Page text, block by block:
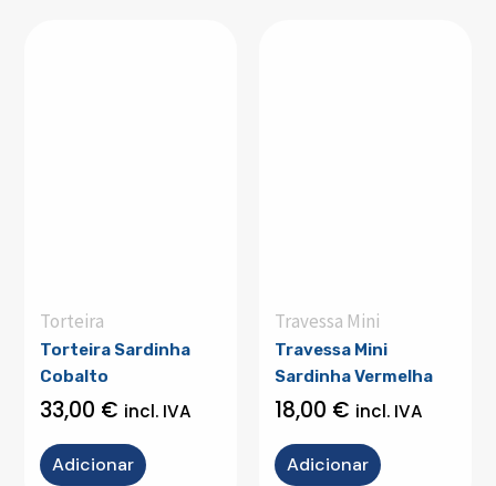
Torteira
Torteira Sardinha
Cobalto
33,00 € incl. IVA
Adicionar
Travessa Mini
Travessa Mini
Sardinha Vermelha
18,00 € incl. IVA
Adicionar